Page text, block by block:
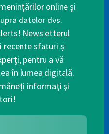
online și
datelor dvs.
Newsletterul
recente sfaturi și
pentru a vă
în lumea digitală.
informați și